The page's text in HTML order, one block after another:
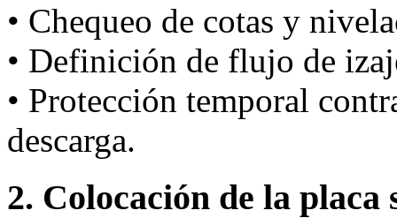
• Chequeo de cotas y
• Definición de flujo de
• Protección temporal
descarga.
2. Colocación de la placa